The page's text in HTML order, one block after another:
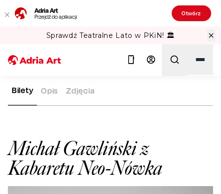
Adria Art
Przejdź do aplikacji Otwórz
Sprawdź Teatralne Lato w PKiN! 🏛️
ADRIA ART ARTYŚCI MICHAŁ GAWLIŃSKI Z KABARETU
Michał Gawliński z
Kabaretu Neo-Nówka
Bilety Opis Zdjęcia